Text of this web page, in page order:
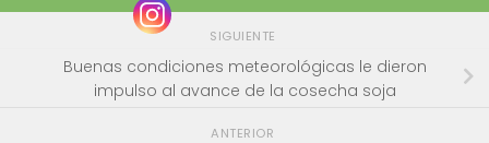
SIGUIENTE
Buenas condiciones meteorológicas le dieron
impulso al avance de la cosecha soja
ANTERIOR